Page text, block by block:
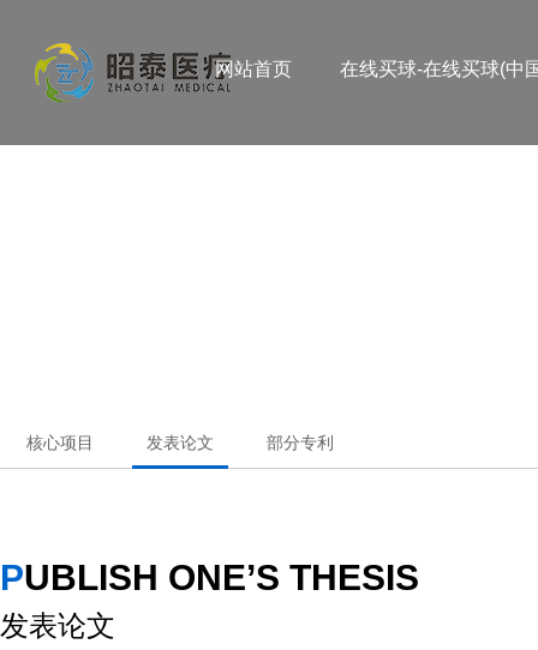
网站首页 在线买球-在线买球(中
核心项目 发表论文 部分专利
PUBLISH ONE’S THESIS
发表论文